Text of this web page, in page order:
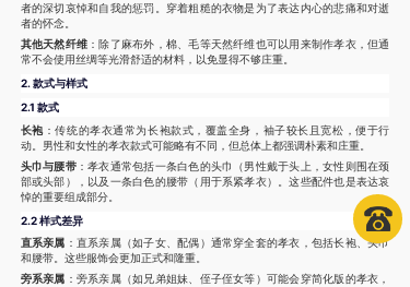
者的深切哀悼和自我的惩罚。穿着粗糙的衣物是为了表达内心的悲痛和对逝
者的怀念。
其他天然纤维 ：除了麻布外，棉、毛等天然纤维也可以用来制作孝衣，但通
常不会使用丝绸等光滑舒适的材料，以免显得不够庄重。
2. 款式与样式
2.1 款式
长袍：传统的孝衣通常为长袍款式，覆盖全身，袖子较长且宽松，便于行
动。男性和女性的孝衣款式可能略有不同，但总体上都强调朴素和庄重。
头巾与腰带：孝衣通常包括一条白色的头巾（男性戴于头上，女性则围在颈
部或头部），以及一条白色的腰带（用于系紧孝衣）。这些配件也是表达哀
悼的重要组成部分。
2.2 样式差异
直系亲属 ：直系亲属（如子女、配偶）通常穿全套的孝衣，包括长袍、头巾
和腰带。这些服饰会更加正式和隆重。
旁系亲属 ：旁系亲属（如兄弟姐妹、侄子侄女等）可能会穿简化版的孝衣，